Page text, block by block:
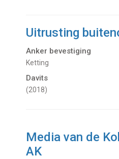
Uitrusting
Anker bevestiging
Ketting
Davits
(2018)
Media van de
AK